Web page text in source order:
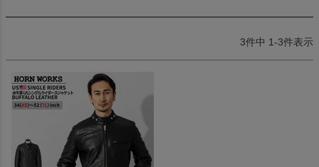
3件中 1-3件表示